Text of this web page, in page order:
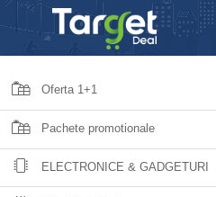
Oferta 1+1
Pachete promotionale
ELECTRONICE & GADGETURI